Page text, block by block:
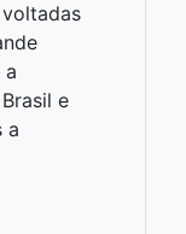
a
e
a